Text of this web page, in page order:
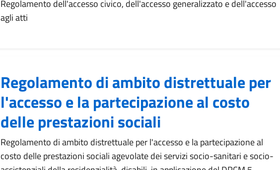
Regolamento dell'accesso civico, dell'accesso generalizzato e dell'accesso
agli atti
Regolamento di ambito distrettuale per
l'accesso e la partecipazione al costo
delle prestazioni sociali
Regolamento di ambito distrettuale per l'accesso e la partecipazione al
costo delle prestazioni sociali agevolate dei servizi socio-sanitari e socio-